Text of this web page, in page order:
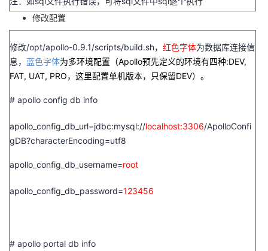
课
程
的
认
证
我
的
实
验
我
的
收
术
支
持
云
声
建
议
修改配置
修改/opt/apollo-0.9.1/scripts/build.sh， 红色字体为数据库连接信
息， 蓝色字体为多环境配置（Apollo预先定义的环境有四种:DEV,
FAT, UAT, PRO，这里配置单机版本，只保留DEV）。
# apollo config db info
apollo_config_db_url=jdbc:mysql://localhost:3306/ApolloConfi
gDB?characterEncoding=utf8
apollo_config_db_username=root
apollo_config_db_password=123456
# apollo portal db info